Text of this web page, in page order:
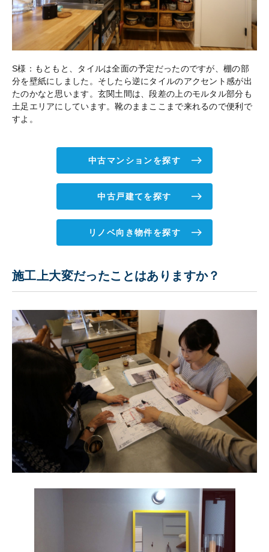
S様：もともと、タイルは全面の予定だったのですが、棚の部
分を壁紙にしました。そしたら逆にタイルのアクセント感が出
たのかなと思います。玄関土間は、段差の上のモルタル部分も
土足エリアにしています。靴のままここまで来れるので便利で
すよ。
中古マンションを探す
中古戸建てを探す
リノベ向き物件を探す
施工上大変だったことはありますか？